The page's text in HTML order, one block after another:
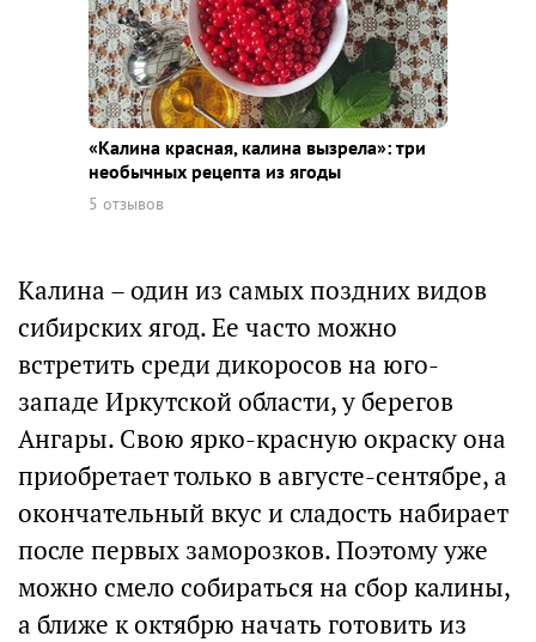
«Калина красная, калина вызрела»: три
необычных рецепта из ягоды
5 отзывов
Калина – один из самых поздних видов
сибирских ягод. Ее часто можно
встретить среди дикоросов на юго-
западе Иркутской области, у берегов
Ангары. Свою ярко-красную окраску она
приобретает только в августе-сентябре, а
окончательный вкус и сладость набирает
после первых заморозков. Поэтому уже
можно смело собираться на сбор калины,
а ближе к октябрю начать готовить из